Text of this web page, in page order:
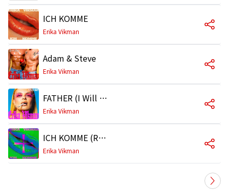
ICH KOMME
Erika Vikman
Adam & Steve
Erika Vikman
FATHER (I Will Never Confess)
Erika Vikman
ICH KOMME (ROOS+BERG REMIX)
Erika Vikman